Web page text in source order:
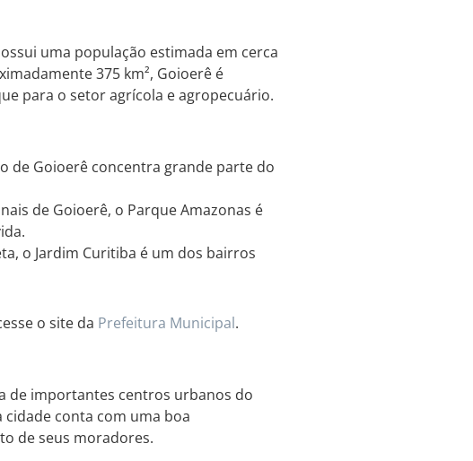
uma população estimada em cerca
375 km², Goioerê é
para o setor agrícola e agropecuário.
de Goioerê concentra grande parte do
de Goioerê, o Parque Amazonas é
o Jardim Curitiba é um dos bairros
o site da Prefeitura Municipal.
de importantes centros urbanos do
cidade conta com uma boa
de seus moradores.